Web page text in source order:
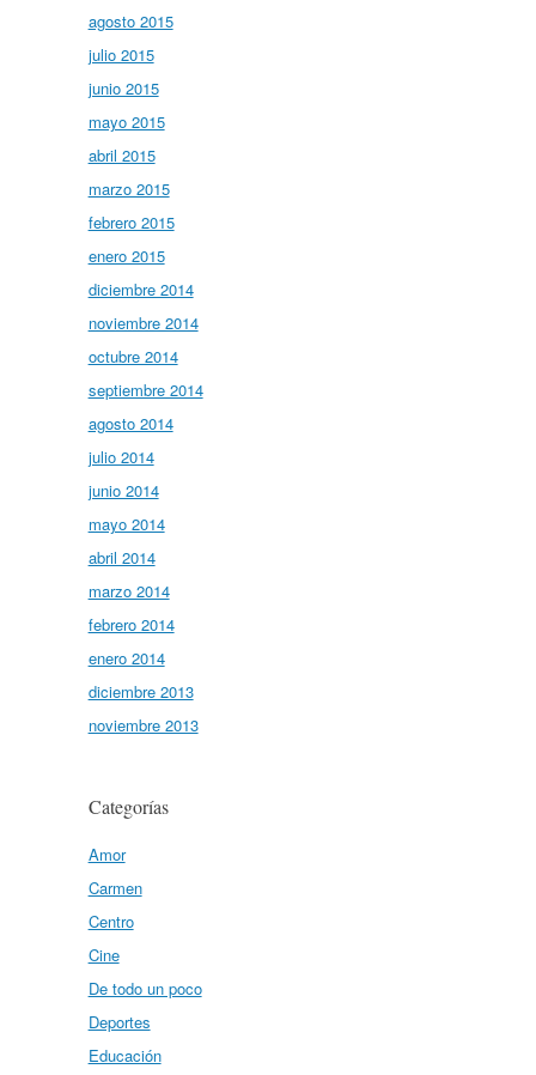
agosto 2015
julio 2015
junio 2015
mayo 2015
abril 2015
marzo 2015
febrero 2015
enero 2015
diciembre 2014
noviembre 2014
octubre 2014
septiembre 2014
agosto 2014
julio 2014
junio 2014
mayo 2014
abril 2014
marzo 2014
febrero 2014
enero 2014
diciembre 2013
noviembre 2013
Categorías
Amor
Carmen
Centro
Cine
De todo un poco
Deportes
Educación